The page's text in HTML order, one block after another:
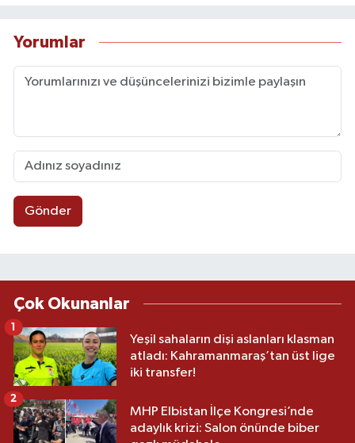
Yorumlar
Gönder
Çok Okunanlar
Yeşil sahaların dişi aslanları klasman
atladı: Kahramanmaraş’tan üst lige
iki transfer!
1
MHP Elbistan İlçe Kongresi’nde
adaylık krizi: Salon önünde biber
2